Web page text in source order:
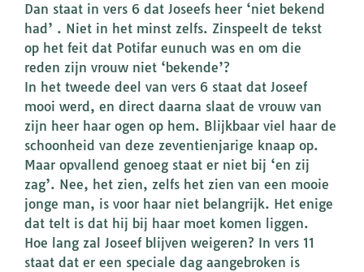
Dan staat in vers 6 dat Joseefs heer ‘niet bekend
had’ . Niet in het minst zelfs. Zinspeelt de tekst
op het feit dat Potifar eunuch was en om die
reden zijn vrouw niet ‘bekende’?
In het tweede deel van vers 6 staat dat Joseef
mooi werd, en direct daarna slaat de vrouw van
zijn heer haar ogen op hem. Blijkbaar viel haar de
schoonheid van deze zeventienjarige knaap op.
Maar opvallend genoeg staat er niet bij ‘en zij
zag’. Nee, het zien, zelfs het zien van een mooie
jonge man, is voor haar niet belangrijk. Het enige
dat telt is dat hij bij haar moet komen liggen.
Hoe lang zal Joseef blijven weigeren? In vers 11
staat dat er een speciale dag aangebroken is